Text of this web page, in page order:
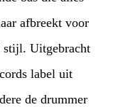
afbreekt voor
stijl. Uitgebracht
label uit
de drummer